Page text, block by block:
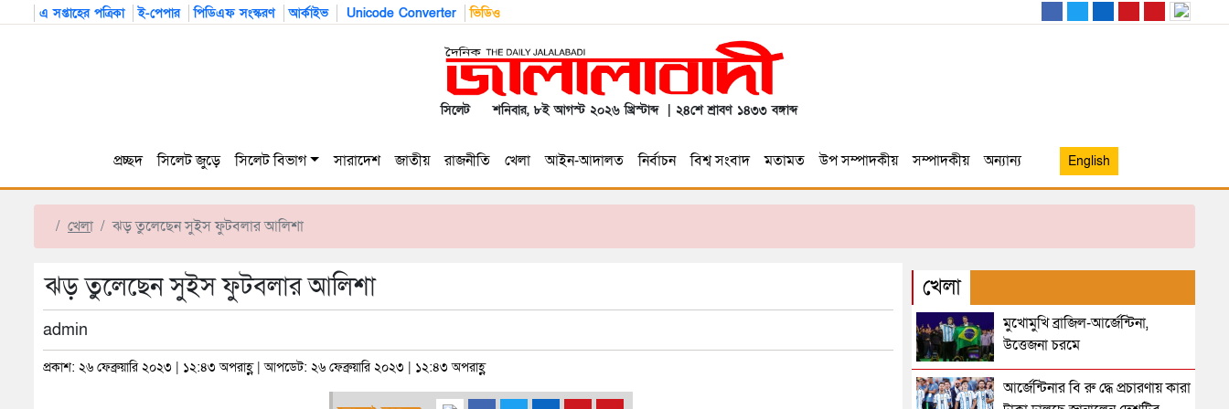
এ সপ্তাহের পত্রিকা ই-পেপার পিডিএফ সংস্করণ আর্কাইভ Unicode Converter ভিডিও
সিলেট শনিবার, ৮ই আগস্ট ২০২৬ খ্রিস্টাব্দ | ২৪শে শ্রাবণ ১৪৩৩ বঙ্গাব্দ
প্রচ্ছদ সিলেট জুড়ে সিলেট বিভাগ সারাদেশ জাতীয় রাজনীতি খেলা আইন-আদালত নির্বাচন বিশ্ব সংবাদ মতামত উপ সম্পাদকীয় সম্পাদকীয় অন্যান্য English
খেলা ঝড় তুলেছেন সুইস ফুটবলার আলিশা
ঝড় তুলেছেন সুইস ফুটবলার আলিশা
admin
প্রকাশ: ২৬ ফেব্রুয়ারি ২০২৩ | ১২:৪৩ অপরাহ্ণ | আপডেট: ২৬ ফেব্রুয়ারি ২০২৩ | ১২:৪৩ অপরাহ্ণ
খেলা
মুখোমুখি ব্রাজিল-আর্জেন্টিনা,
উত্তেজনা চরমে
আর্জেন্টিনার বি রু দ্ধে প্রচারণায় কারা